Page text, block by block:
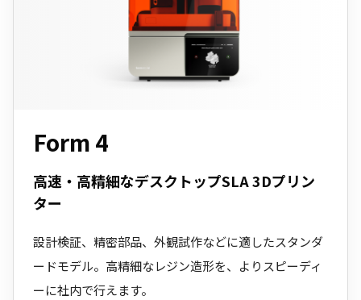
Form 4
高速・高精細なデスクトップSLA 3Dプリン
ター
設計検証、精密部品、外観試作などに適したスタンダ
ードモデル。高精細なレジン造形を、よりスピーディ
ーに社内で行えます。